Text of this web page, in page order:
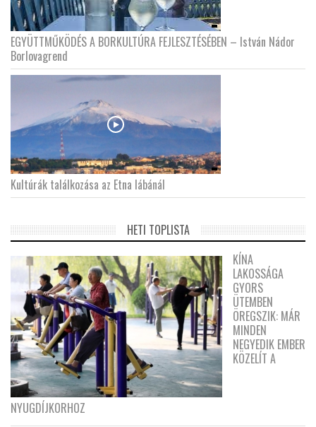
EGYÜTTMŰKÖDÉS A BORKULTÚRA FEJLESZTÉSÉBEN – István Nádor
Borlovagrend
Kultúrák találkozása az Etna lábánál
HETI TOPLISTA
KÍNA
LAKOSSÁGA
GYORS
ÜTEMBEN
ÖREGSZIK: MÁR
MINDEN
NEGYEDIK EMBER
KÖZELÍT A
NYUGDÍJKORHOZ